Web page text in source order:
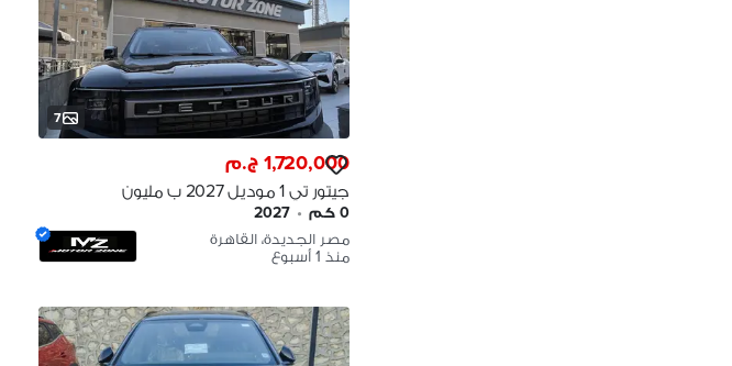
7
1,720,000 ج.م
جيتور تي 1 موديل 2027 ب مليون
٧٢٠ Jetour T1 2027
0 كم •
2027
مصر الجديدة، القاهرة
منذ 1 أسبوع